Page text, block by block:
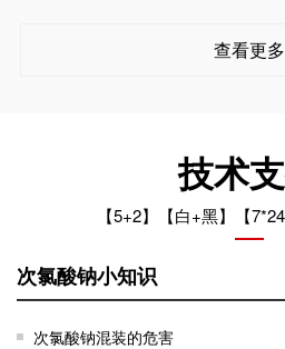
查看更多
技术
【5+2】【白+黑】【
次氯酸钠小知识
次氯酸钠混装的危害